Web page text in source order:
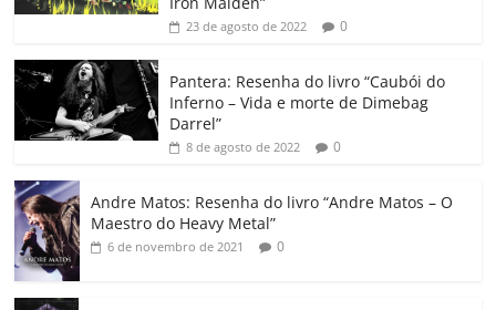
b
o
o
k
A
p
dI e
Cl
a
ss
ro
o
Li
k h
ar
23 de agosto de 2022 0
Pantera: Resenha do livro “Caubói do
Inferno – Vida e morte de Dimebag
Darrel”
8 de agosto de 2022 0
Andre Matos: Resenha do livro “Andre Matos – O
Maestro do Heavy Metal”
6 de novembro de 2021 0